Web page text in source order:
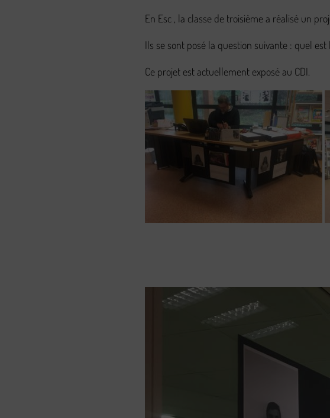
En Esc , la classe de troisième a réalisé un
Ils se sont posé la question suivante : quel
Ce projet est actuellement exposé au CDI.